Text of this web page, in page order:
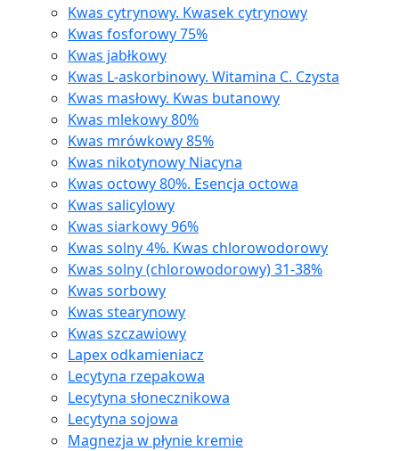
Kwas cytrynowy. Kwasek cytrynowy
Kwas fosforowy 75%
Kwas jabłkowy
Kwas L-askorbinowy. Witamina C. Czysta
Kwas masłowy. Kwas butanowy
Kwas mlekowy 80%
Kwas mrówkowy 85%
Kwas nikotynowy Niacyna
Kwas octowy 80%. Esencja octowa
Kwas salicylowy
Kwas siarkowy 96%
Kwas solny 4%. Kwas chlorowodorowy
Kwas solny (chlorowodorowy) 31-38%
Kwas sorbowy
Kwas stearynowy
Kwas szczawiowy
Lapex odkamieniacz
Lecytyna rzepakowa
Lecytyna słonecznikowa
Lecytyna sojowa
Magnezja w płynie kremie